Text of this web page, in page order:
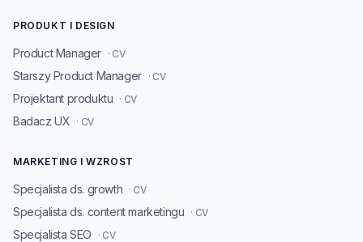
PRODUKT I DESIGN
Product Manager · CV
Starszy Product Manager · CV
Projektant produktu · CV
Badacz UX · CV
MARKETING I WZROST
Specjalista ds. growth · CV
Specjalista ds. content marketingu · CV
Specjalista SEO · CV